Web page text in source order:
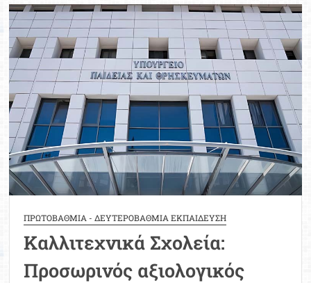
ωρομίσθιων
Καλλιτεχνικών
Σχολείων
σχολικού
έτους
2024-
2025
ΠΡΩΤΟΒΑΘΜΙΑ - ΔΕΥΤΕΡΟΒΑΘΜΙΑ ΕΚΠΑΙΔΕΥΣΗ
Καλλιτεχνικά Σχολεία:
Προσωρινός αξιολογικός